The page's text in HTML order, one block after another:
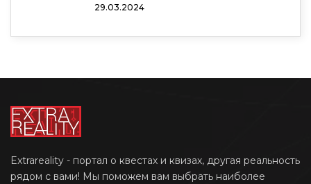
29.03.2024
Extrareality - портал о квестах и квизах, другая реальность
рядом с вами! Мы поможем вам выбрать наиболее